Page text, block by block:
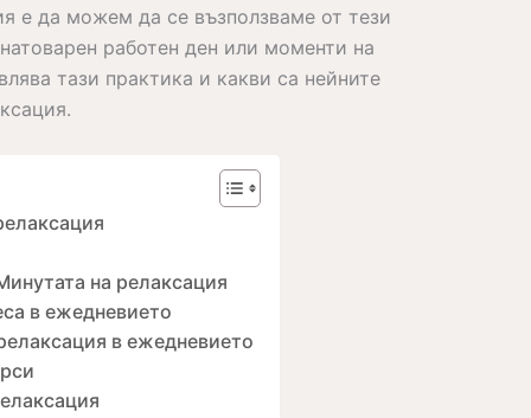
е да можем да се възползваме от тези
работен ден или моменти на
тази практика и какви са нейните
на релаксация
в ежедневието
в ежедневието